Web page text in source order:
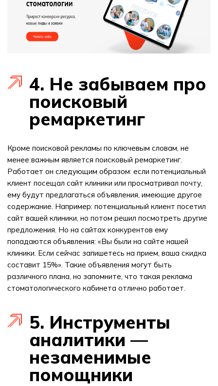
4. Не забываем про
поисковый
ремаркетинг
Кроме поисковой рекламы по ключевым словам, не
менее важным является поисковый ремаркетинг.
Работает он следующим образом: если потенциальный
клиент посещал сайт клиники или просматривал почту,
ему будут предлагаться объявления, имеющие другое
содержание. Например: потенциальный клиент посетил
сайт вашей клиники, но потом решил посмотреть другие
предложения. Но на сайтах конкурентов ему
попадаются объявления: «Вы были на сайте нашей
клиники. Если сейчас запишетесь на прием, ваша скидка
составит 15%». Такие объявления могут быть
различного плана, но запомните, что такая реклама
стоматологического кабинета отлично работает.
5. Инструменты
аналитики —
незаменимые
помощники